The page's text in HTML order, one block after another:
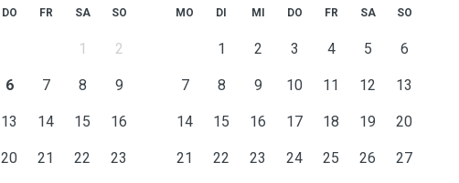
DO FR SA SO
1 2
6 7 8 9
13 14 15 16
20 21 22 23
MO DI MI DO FR SA SO
1 2 3 4 5 6
7 8 9 10 11 12 13
14 15 16 17 18 19 20
21 22 23 24 25 26 27